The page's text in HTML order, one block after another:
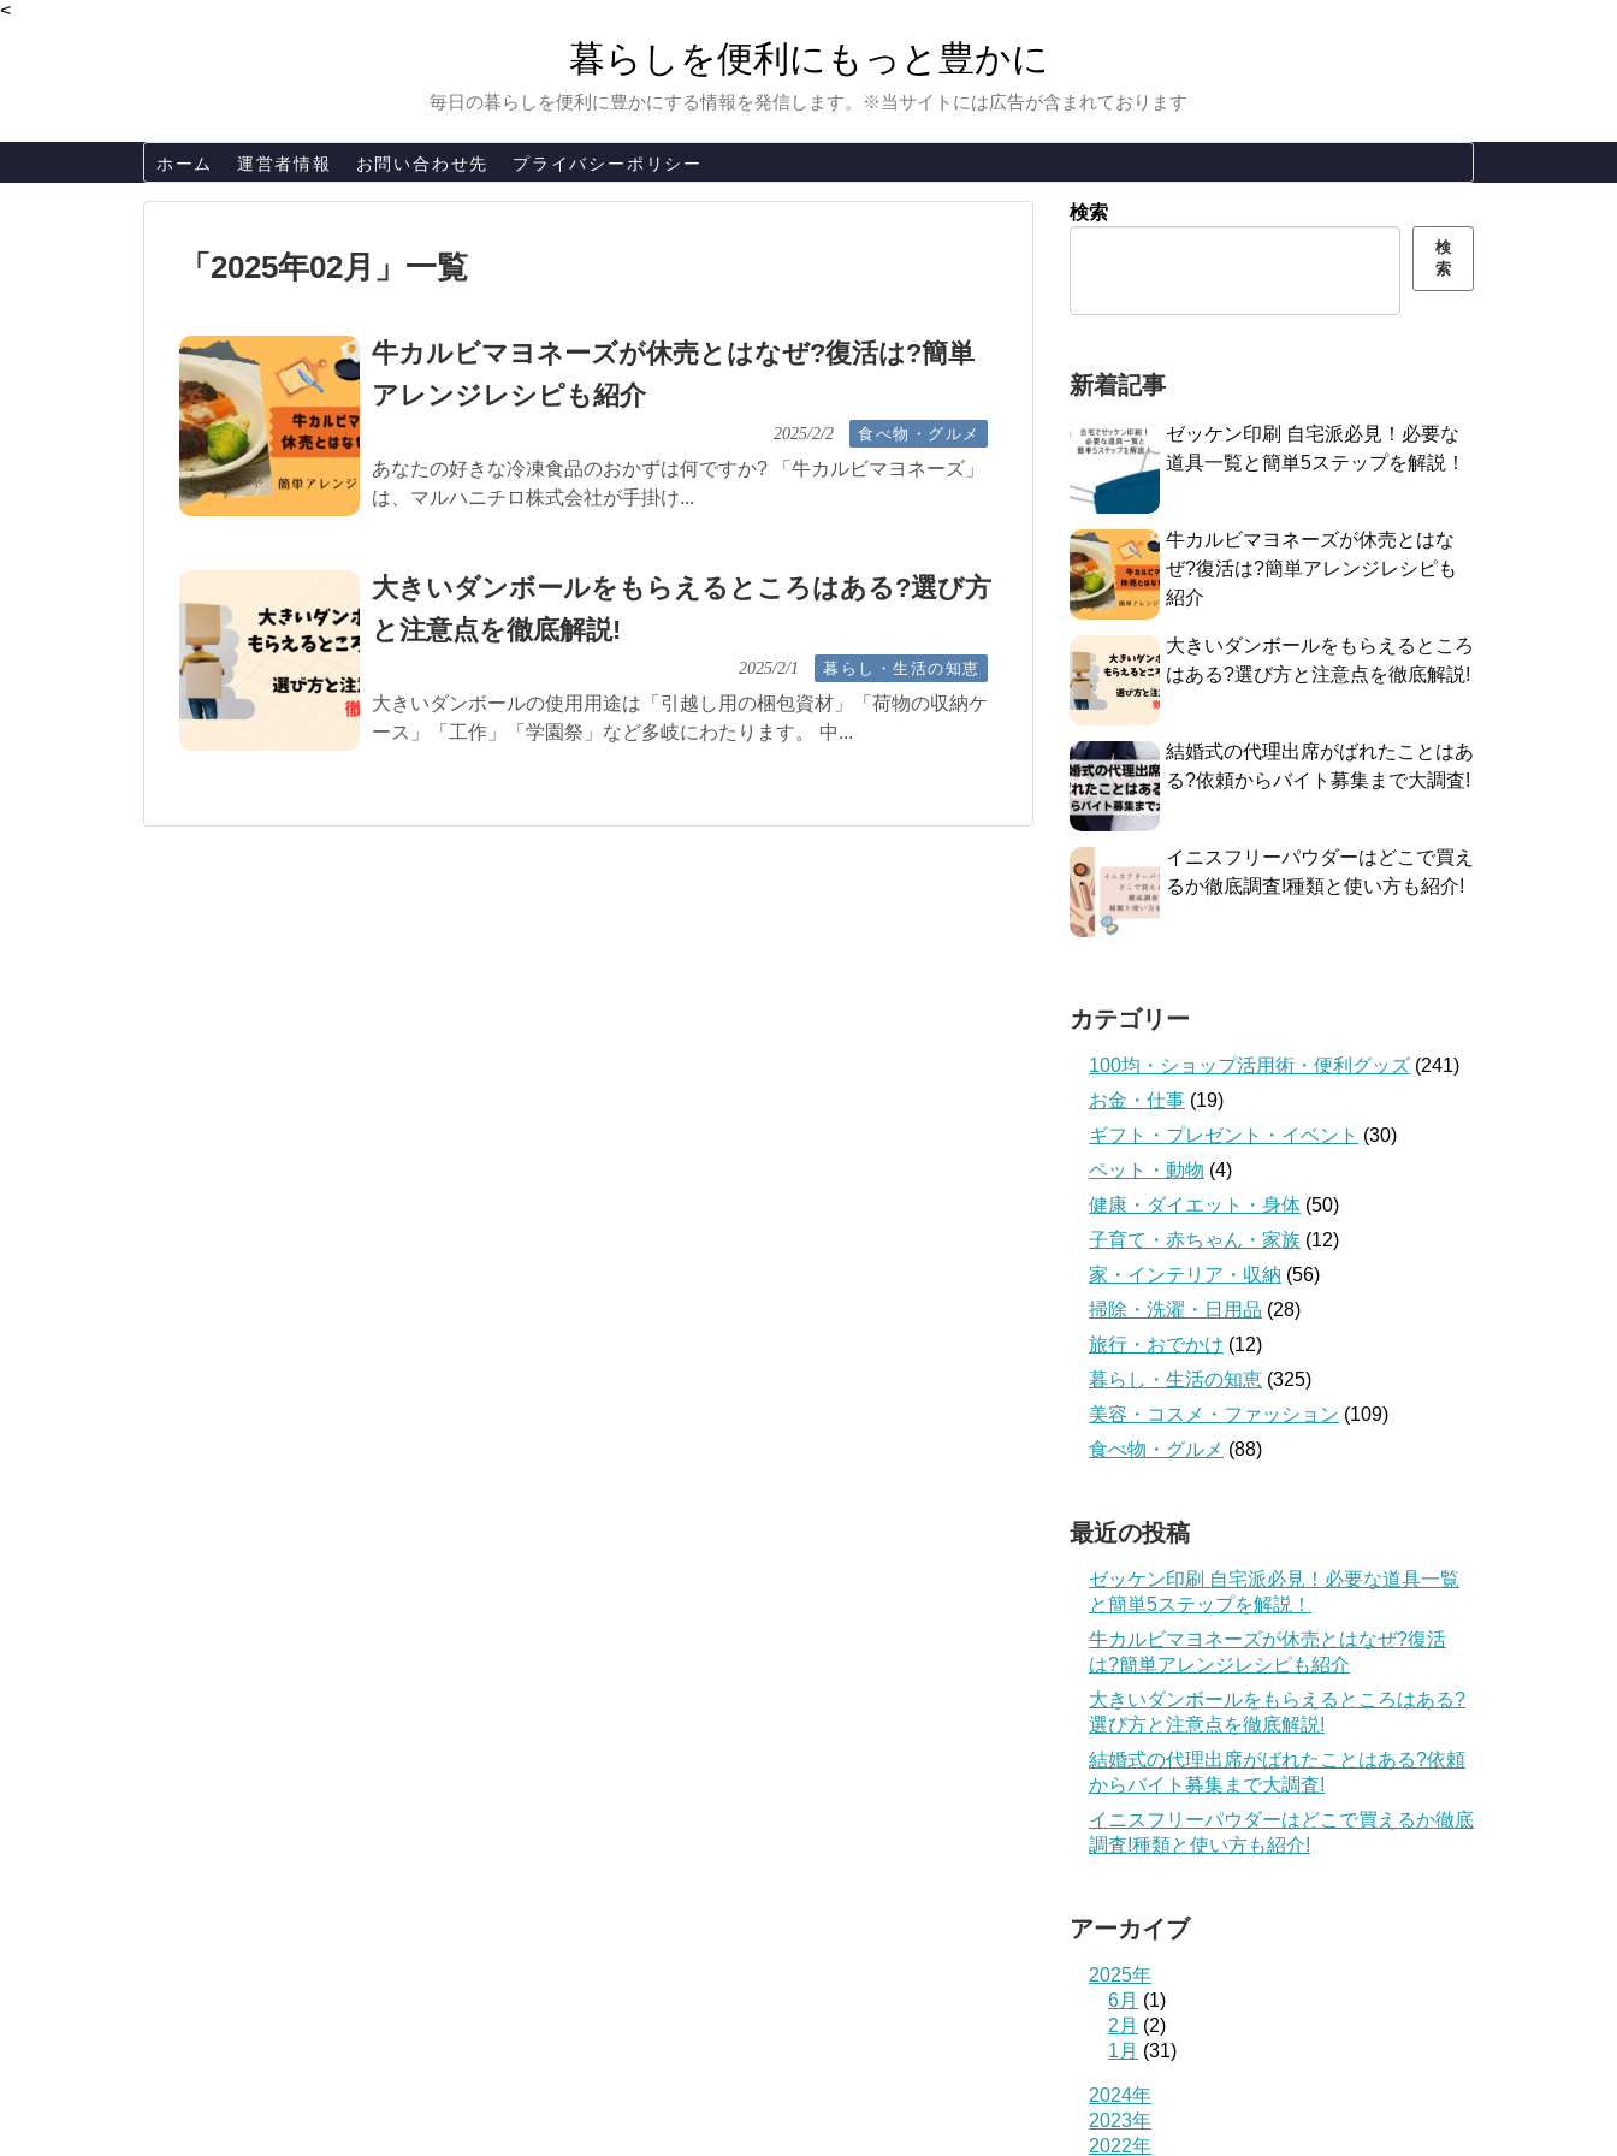
<
暮らしを便利にもっと豊かに
毎日の暮らしを便利に豊かにする情報を発信します。※当サイトには広告が含まれております
ホーム 運営者情報 お問い合わせ先 プライバシーポリシー
「 2025年02月 」 一覧
牛カルビマヨネーズが休売とはなぜ?復活は?簡単
アレンジレシピも紹介
2025/2/2 食べ物・グルメ
あなたの好きな冷凍食品のおかずは何ですか? 「牛カルビマヨネーズ」
は、マルハニチロ株式会社が手掛け...
大きいダンボールをもらえるところはある?選び方
と注意点を徹底解説!
2025/2/1 暮らし・生活の知恵
大きいダンボールの使用用途は「引越し用の梱包資材」「荷物の収納ケ
ース」「工作」「学園祭」など多岐にわたります。 中...
検索
検
索
新着記事
ゼッケン印刷 自宅派必見！必要な
道具一覧と簡単5ステップを解説！
牛カルビマヨネーズが休売とはな
ぜ?復活は?簡単アレンジレシピも
紹介
大きいダンボールをもらえるところ
はある?選び方と注意点を徹底解説!
結婚式の代理出席がばれたことはあ
る?依頼からバイト募集まで大調査!
イニスフリーパウダーはどこで買え
るか徹底調査!種類と使い方も紹介!
カテゴリー
100均・ショップ活用術・便利グッズ (241)
お金・仕事 (19)
ギフト・プレゼント・イベント (30)
ペット・動物 (4)
健康・ダイエット・身体 (50)
子育て・赤ちゃん・家族 (12)
家・インテリア・収納 (56)
掃除・洗濯・日用品 (28)
旅行・おでかけ (12)
暮らし・生活の知恵 (325)
美容・コスメ・ファッション (109)
食べ物・グルメ (88)
最近の投稿
ゼッケン印刷 自宅派必見！必要な道具一覧
と簡単5ステップを解説！
牛カルビマヨネーズが休売とはなぜ?復活
は?簡単アレンジレシピも紹介
大きいダンボールをもらえるところはある?
選び方と注意点を徹底解説!
結婚式の代理出席がばれたことはある?依頼
からバイト募集まで大調査!
イニスフリーパウダーはどこで買えるか徹底
調査!種類と使い方も紹介!
アーカイブ
2025年
6月 (1)
2月 (2)
1月 (31)
2024年
2023年
2022年